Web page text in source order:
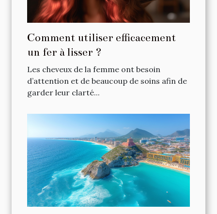
Comment utiliser efficacement
un fer à lisser ?
Les cheveux de la femme ont besoin
d’attention et de beaucoup de soins afin de
garder leur clarté...